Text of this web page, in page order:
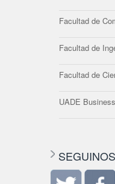
Facultad de
Facultad de
Facultad de
UADE